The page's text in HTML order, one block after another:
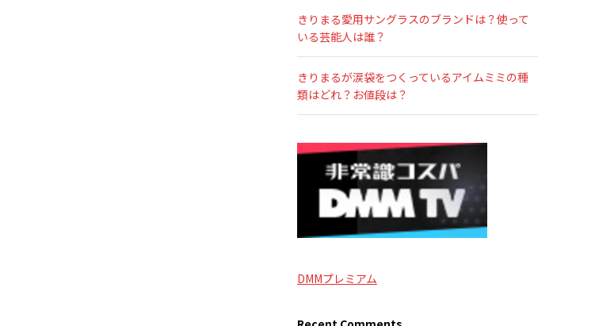
きりまる愛用サングラスのブランドは？使って
いる芸能人は誰？
きりまるが涙袋をつくっているアイムミミの種
類はどれ？お値段は？
DMMプレミアム